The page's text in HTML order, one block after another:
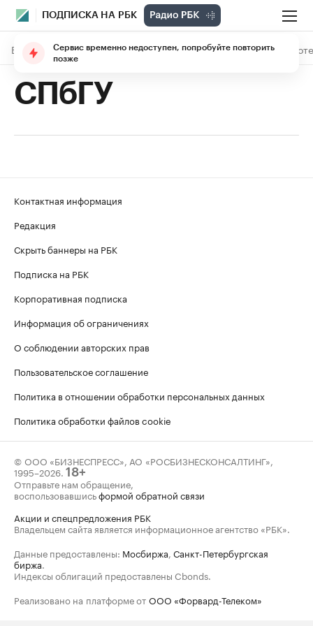
ПОДПИСКА НА РБК
В подписке Материалы Лекции The Economist
СПбГУ
Контактная информация
Редакция
Скрыть баннеры на РБК
Подписка на РБК
Корпоративная подписка
Информация об ограничениях
О соблюдении авторских прав
Пользовательское соглашение
Политика в отношении обработки персональных данных
Политика обработки файлов cookie
© ООО «БИЗНЕСПРЕСС», АО «РОСБИЗНЕСКОНСАЛТИНГ»,
1995–2026. 18+
Отправьте нам обращение,
воспользовавшисьформой обратной связи
Акции и спецпредложения РБК
Владельцем сайта является информационное агентство «РБК».
Данные предоставлены: Мосбиржа, Санкт-Петербургская
биржа.
Индексы облигаций предоставлены Cbonds.
Реализовано на платформе от ООО «Форвард-Телеком»
Сервис временно недоступен, попробуйте повторить
позже